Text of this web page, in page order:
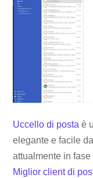
Uccello di posta è
elegante e facile
attualmente in
Miglior client di